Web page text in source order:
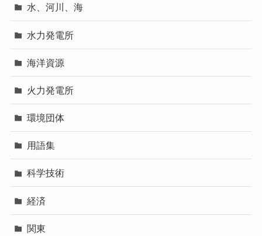
水、河川、海
水力発電所
海洋資源
火力発電所
環境団体
用語集
科学技術
経済
関東